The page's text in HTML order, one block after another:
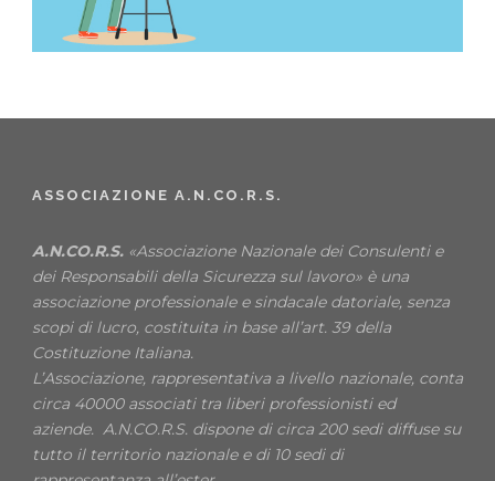
ASSOCIAZIONE A.N.CO.R.S.
A.N.CO.R.S. «Associazione Nazionale dei Consulenti e
dei Responsabili della Sicurezza sul lavoro» è una
associazione professionale e sindacale datoriale, senza
scopi di lucro, costituita in base all’art. 39 della
Costituzione Italiana.
L’Associazione, rappresentativa a livello nazionale, conta
circa 40000 associati tra liberi professionisti ed
aziende. A.N.CO.R.S. dispone di circa 200 sedi diffuse su
tutto il territorio nazionale e di 10 sedi di